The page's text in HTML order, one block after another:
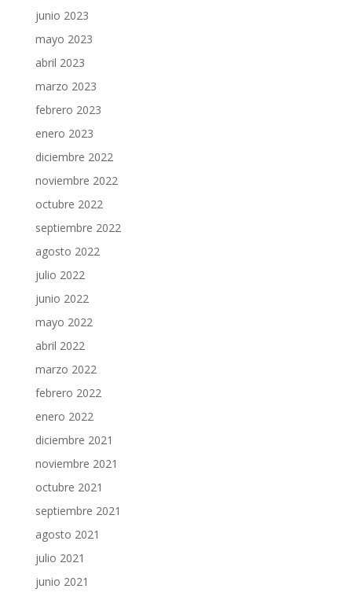
junio 2023
mayo 2023
abril 2023
marzo 2023
febrero 2023
enero 2023
diciembre 2022
noviembre 2022
octubre 2022
septiembre 2022
agosto 2022
julio 2022
junio 2022
mayo 2022
abril 2022
marzo 2022
febrero 2022
enero 2022
diciembre 2021
noviembre 2021
octubre 2021
septiembre 2021
agosto 2021
julio 2021
junio 2021